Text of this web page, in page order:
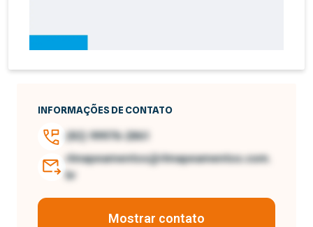
INFORMAÇÕES DE CONTATO
(82) 99976-2861
rlmapeamentos@rlmapeamentos.com.
br
Mostrar contato